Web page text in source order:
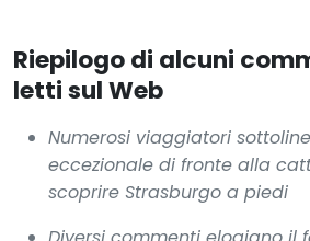
Riepilogo di alcuni
letti sul Web
Numerosi viaggiatori
eccezionale di fronte alla
scoprire Strasburgo a piedi